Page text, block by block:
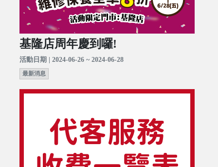
基隆店周年慶到囉!
活動日期 | 2024-06-26 ~ 2024-06-28
最新消息